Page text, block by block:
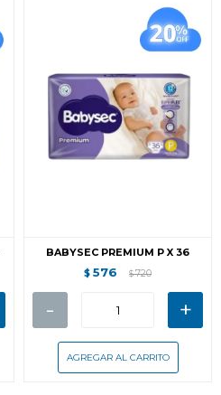
BABYSEC PREMIUM P X 36
$ 576 $ 720
- +